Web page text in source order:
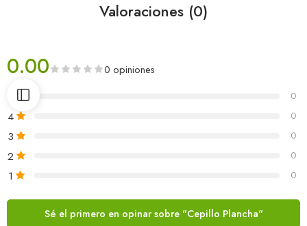
Valoraciones (0)
0.00 0 opiniones
0
4 0
3 0
2 0
1 0
Sé el primero en opinar sobre "Cepillo Plancha"